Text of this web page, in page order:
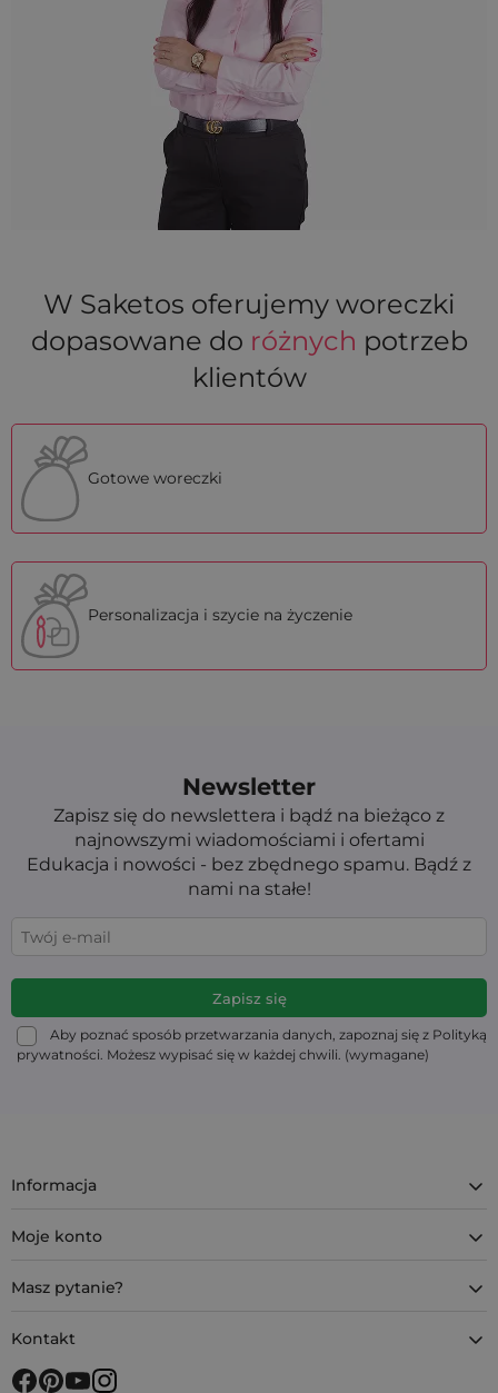
W Saketos oferujemy woreczki
dopasowane do różnych potrzeb
klientów
Gotowe woreczki
Personalizacja i szycie na życzenie
Newsletter
Zapisz się do newslettera i bądź na bieżąco z
najnowszymi wiadomościami i ofertami
Edukacja i nowości - bez zbędnego spamu. Bądź z
nami na stałe!
Aby poznać sposób przetwarzania danych, zapoznaj się z Polityką
prywatności. Możesz wypisać się w każdej chwili. (wymagane)
Informacja
Moje konto
Masz pytanie?
Kontakt